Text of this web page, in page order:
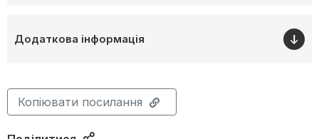
Додаткова інформація
Копіювати посилання